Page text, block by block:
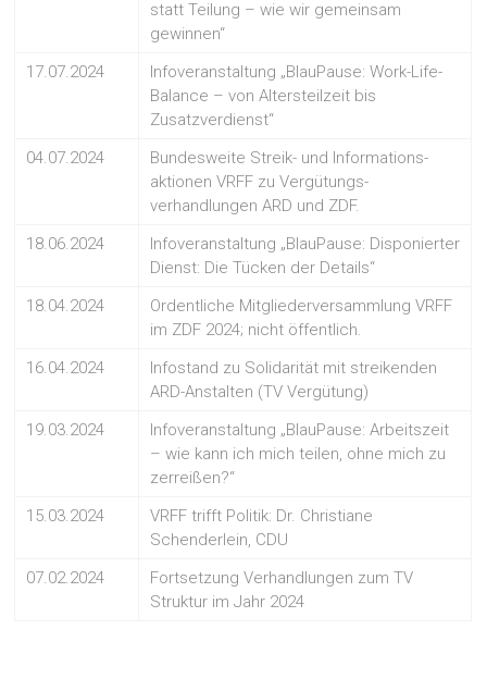
statt Teilung – wie wir gemeinsam
gewinnen“
17.07.2024
Infoveranstaltung „BlauPause: Work-Life-
Balance – von Altersteilzeit bis
Zusatzverdienst“
04.07.2024
Bundesweite Streik- und Informations-
aktionen VRFF zu Vergütungs-
verhandlungen ARD und ZDF.
18.06.2024
Infoveranstaltung „BlauPause: Disponierter
Dienst: Die Tücken der Details“
18.04.2024
Ordentliche Mitgliederversammlung VRFF
im ZDF 2024; nicht öffentlich.
16.04.2024
Infostand zu Solidarität mit streikenden
ARD-Anstalten (TV Vergütung)
19.03.2024
Infoveranstaltung „BlauPause: Arbeitszeit
– wie kann ich mich teilen, ohne mich zu
zerreißen?“
15.03.2024
VRFF trifft Politik: Dr. Christiane
Schenderlein, CDU
07.02.2024
Fortsetzung Verhandlungen zum TV
Struktur im Jahr 2024